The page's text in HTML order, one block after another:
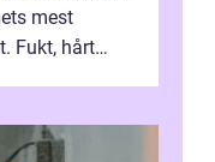
mest
Fukt, hårt